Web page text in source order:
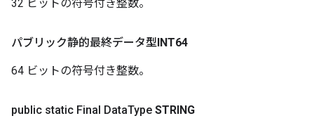
32 ビットの符号付き整数。
パブリック静的最終データ型INT64
64 ビットの符号付き整数。
public static Final DataType STRING